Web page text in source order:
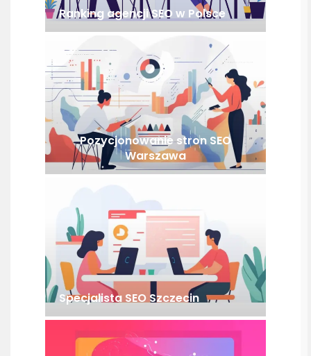
Ranking agencji SEO w Polsce
Pozycjonowanie stron SEO
Warszawa
Specjalista SEO Szczecin